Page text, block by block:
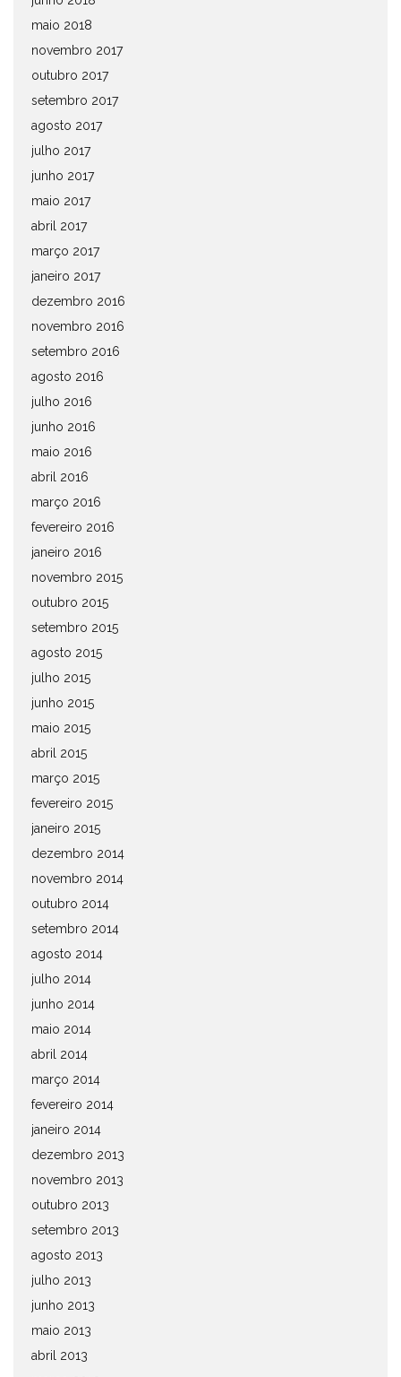
maio 2018
novembro 2017
outubro 2017
setembro 2017
agosto 2017
julho 2017
junho 2017
maio 2017
abril 2017
março 2017
janeiro 2017
dezembro 2016
novembro 2016
setembro 2016
agosto 2016
julho 2016
junho 2016
maio 2016
abril 2016
março 2016
fevereiro 2016
janeiro 2016
novembro 2015
outubro 2015
setembro 2015
agosto 2015
julho 2015
junho 2015
maio 2015
abril 2015
março 2015
fevereiro 2015
janeiro 2015
dezembro 2014
novembro 2014
outubro 2014
setembro 2014
agosto 2014
julho 2014
junho 2014
maio 2014
abril 2014
março 2014
fevereiro 2014
janeiro 2014
dezembro 2013
novembro 2013
outubro 2013
setembro 2013
agosto 2013
julho 2013
junho 2013
maio 2013
abril 2013